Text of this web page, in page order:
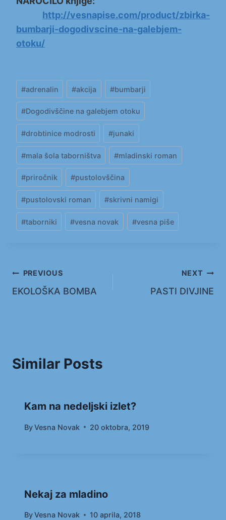
http://vesnapise.com/product/zbirka-
bumbarji-dogodivscine-na-galebjem-
otoku/
Post
Tags:
#adrenalin #akcija #bumbarji
#Dogodivščine na galebjem otoku
#drobtinice modrosti #junaki
#mala šola taborništva #mladinski roman
#priročnik #pustolovščina
#pustolovski roman #skrivni namigi
#taborniki #vesna novak #vesna piše
Navigacija
prispevka
PREVIOUS
EKOLOŠKA BOMBA
NEXT
PASTI DIVJINE
Similar Posts
Kam na nedeljski izlet?
ByVesna Novak 20 oktobra, 2019
Nekaj za mladino
ByVesna Novak 10 aprila, 2018